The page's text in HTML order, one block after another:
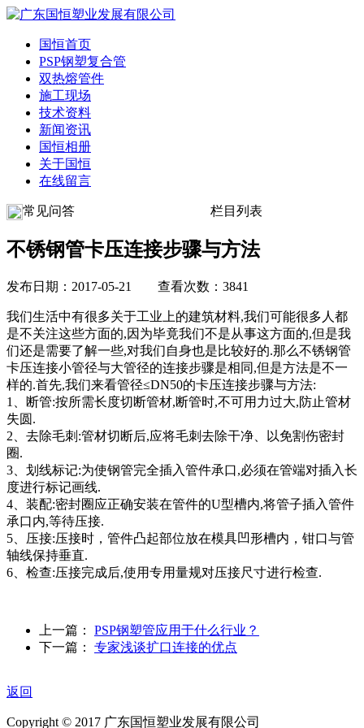
国恒首页
PSP钢塑复合管
双热熔管件
施工现场
技术资料
新闻资讯
国恒相册
关于国恒
在线留言
常见问答 栏目列表
不锈钢管卡压连接步骤与方法
发布日期：2017-05-21 查看次数：3841
我们生活中有很多关于工业上的建筑材料,我们可能很多人都
是不关注这些方面的,因为毕竟我们不是从事这方面的,但是我
们还是需要了解一些,对我们自身也是比较好的.那么不锈钢管
卡压连接小管径与大管径的连接步骤是相同,但是方法是不一
样的.首先,我们来看管径≤DN50的卡压连接步骤与方法:
1、断管:按所需长度切断管材,断管时,不可用力过大,防止管材
失圆.
2、去除毛刺:管材切断后,应将毛刺去除干净、以免割伤密封
圈.
3、划线标记:为使钢管完全插入管件承口,必须在管端对插入长
度进行标记画线.
4、装配:密封圈应正确安装在管件的U型槽内,将管子插入管件
承口内,等待压接.
5、压接:压接时，管件凸起部位放在模具凹形槽内，钳口与管
轴线保持垂直.
6、检查:压接完成后,使用专用量规对压接尺寸进行检查.
上一篇： PSP钢塑管应用于什么行业？
下一篇： 专家浅谈扩口连接的优点
返回
Copyright © 2017 广东国恒塑业发展有限公司